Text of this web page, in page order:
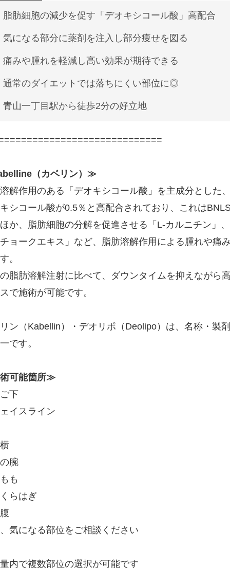
脂肪細胞の減少を促す「デオキシコール酸」高配合
気になる部分に薬剤を注入し部分痩せを図る
痛みや腫れを軽減し高い効果が期待できる
通常のダイエットでは落ちにくい部位に◎
青山一丁目駅から徒歩2分の好立地
（カベリン）≫
解作用のある「デオキシコール酸」を主成分とした
シコール酸が0.5％と高配合されており、これは
か、脂肪細胞の分解を促進させる「L-カルニチン」
ョークエキス」など、脂肪溶解作用による腫れや痛
。
脂肪溶解注射に比べて、ダウンタイムを抑えながら
で施術が可能です。
ン（Kabellin）・デオリポ（Deolipo）は、名称・製
です。
可能箇所≫
下
イスライン
腕
も
らはぎ
気になる部位をご相談ください
内で複数部位の選択が可能です